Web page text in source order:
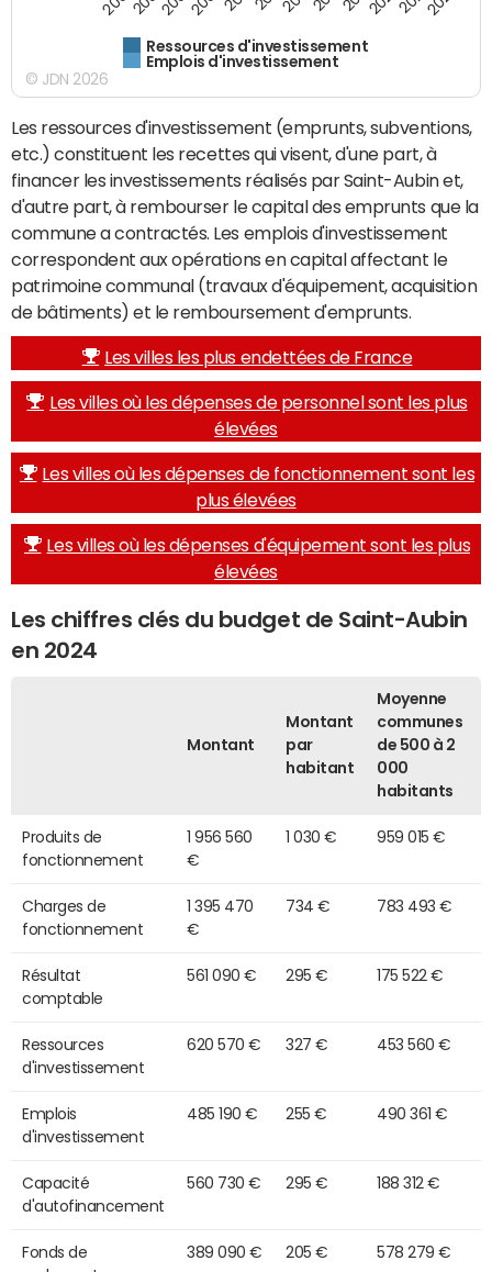
Ressources d'investissement
Emplois d'investissement
© JDN 2026
Les ressources d'investissement (emprunts, subventions,
etc.) constituent les recettes qui visent, d'une part, à
financer les investissements réalisés par Saint-Aubin et,
d'autre part, à rembourser le capital des emprunts que la
commune a contractés. Les emplois d'investissement
correspondent aux opérations en capital affectant le
patrimoine communal (travaux d'équipement, acquisition
de bâtiments) et le remboursement d'emprunts.
Les villes les plus endettées de France
Les villes où les dépenses de personnel sont les plus
élevées
Les villes où les dépenses de fonctionnement sont les
plus élevées
Les villes où les dépenses d'équipement sont les plus
élevées
Les chiffres clés du budget de Saint-Aubin
en 2024
Montant
Montant
par
habitant
Moyenne
communes
de 500 à 2
000
habitants
Produits de
fonctionnement
1 956 560
€
1 030 € 959 015 €
Charges de
fonctionnement
1 395 470
€
734 € 783 493 €
Résultat
comptable
561 090 € 295 € 175 522 €
Ressources
d'investissement
620 570 € 327 € 453 560 €
Emplois
d'investissement
485 190 € 255 € 490 361 €
Capacité
d'autofinancement
560 730 € 295 € 188 312 €
Fonds de
389 090 € 205 € 578 279 €